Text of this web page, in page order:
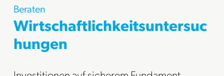
Beraten
Wirtschaftlichkeitsuntersuc
hungen